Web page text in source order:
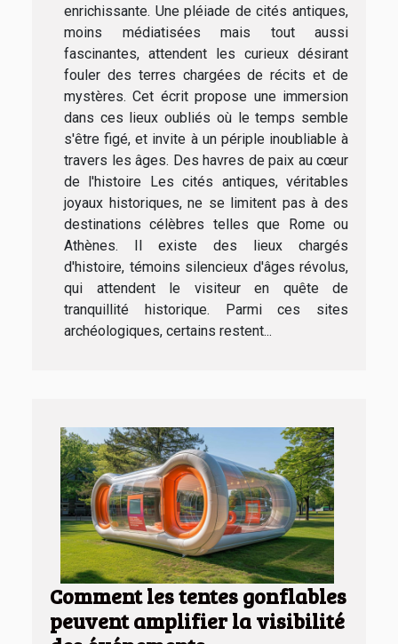
enrichissante. Une pléiade de cités antiques,
moins médiatisées mais tout aussi
fascinantes, attendent les curieux désirant
fouler des terres chargées de récits et de
mystères. Cet écrit propose une immersion
dans ces lieux oubliés où le temps semble
s'être figé, et invite à un périple inoubliable à
travers les âges. Des havres de paix au cœur
de l'histoire Les cités antiques, véritables
joyaux historiques, ne se limitent pas à des
destinations célèbres telles que Rome ou
Athènes. Il existe des lieux chargés
d'histoire, témoins silencieux d'âges révolus,
qui attendent le visiteur en quête de
tranquillité historique. Parmi ces sites
archéologiques, certains restent...
Comment les tentes gonflables
peuvent amplifier la visibilité